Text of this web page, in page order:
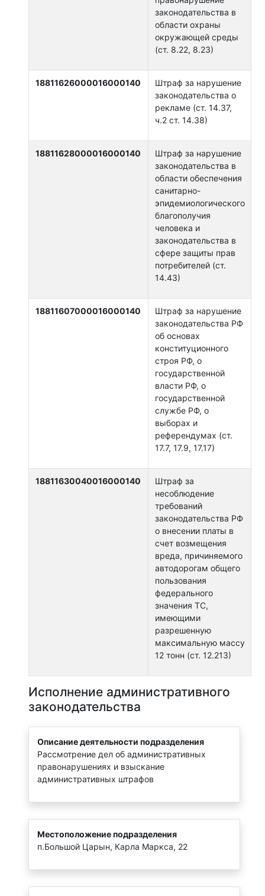
законодательства в
области охраны
окружающей среды
(ст. 8.22, 8.23)
18811626000016000140
Штраф за нарушение
законодательства о
рекламе (ст. 14.37,
ч.2 ст. 14.38)
18811628000016000140
Штраф за нарушение
законодательства в
области обеспечения
санитарно-
эпидемиологического
благополучия
человека и
законодательства в
сфере защиты прав
потребителей (ст.
14.43)
18811607000016000140
Штраф за нарушение
законодательства РФ
об основах
конституционного
строя РФ, о
государственной
власти РФ, о
государственной
службе РФ, о
выборах и
референдумах (ст.
17.7, 17.9, 17.17)
18811630040016000140
Штраф за
несоблюдение
требований
законодательства РФ
о внесении платы в
счет возмещения
вреда, причиняемого
автодорогам общего
пользования
федерального
значения ТС,
имеющими
разрешенную
максимальную массу
12 тонн (ст. 12.213)
Исполнение административного
законодательства
Описание деятельности подразделения
Рассмотрение дел об административных
правонарушениях и взыскание
административных штрафов
Местоположение подразделения
п.Большой Царын, Карла Маркса, 22